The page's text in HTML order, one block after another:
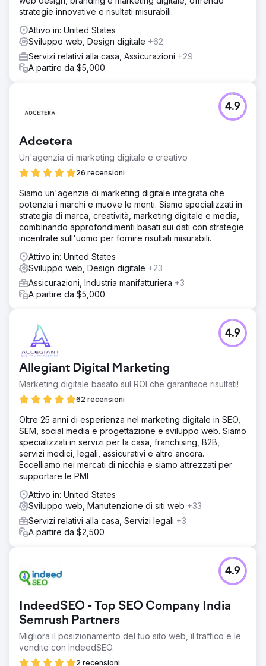
strategie innovative e risultati misurabili.
Attivo in: United States
Sviluppo web, Design digitale +62
Servizi relativi alla casa, Assicurazioni +29
A partire da $5,000
Adcetera
Un'agenzia di marketing digitale e creativo
26 recensioni
4.9
Siamo un'agenzia di marketing digitale integrata che
potenzia i marchi e muove le menti. Siamo specializzati in
strategia di marca, creatività, marketing digitale e media,
combinando approfondimenti basati sui dati con strategie
incentrate sull'uomo per fornire risultati misurabili.
Attivo in: United States
Sviluppo web, Design digitale +23
Assicurazioni, Industria manifatturiera +3
A partire da $5,000
Allegiant Digital Marketing
Marketing digitale basato sul ROI che garantisce risultati!
62 recensioni
4.9
Oltre 25 anni di esperienza nel marketing digitale in SEO,
SEM, social media e progettazione e sviluppo web. Siamo
specializzati in servizi per la casa, franchising, B2B,
servizi medici, legali, assicurativi e altro ancora.
Eccelliamo nei mercati di nicchia e siamo attrezzati per
supportare le PMI
Attivo in: United States
Sviluppo web, Manutenzione di siti web +33
Servizi relativi alla casa, Servizi legali +3
A partire da $2,500
IndeedSEO - Top SEO Company India
Semrush Partners
Migliora il posizionamento del tuo sito web, il traffico e le
vendite con IndeedSEO.
2 recensioni
4.9